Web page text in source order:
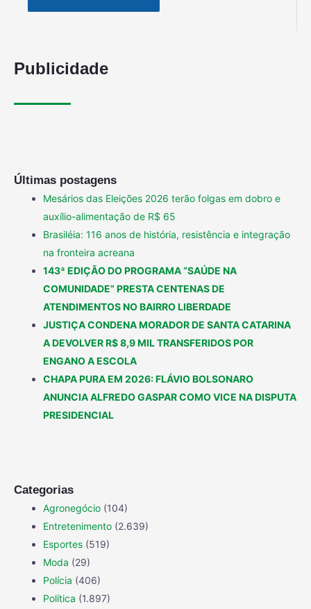
Publicidade
Últimas postagens
Mesários das Eleições 2026 terão folgas em dobro e
auxílio-alimentação de R$ 65
Brasiléia: 116 anos de história, resistência e integração
na fronteira acreana
143ª EDIÇÃO DO PROGRAMA “SAÚDE NA
COMUNIDADE” PRESTA CENTENAS DE
ATENDIMENTOS NO BAIRRO LIBERDADE
JUSTIÇA CONDENA MORADOR DE SANTA CATARINA
A DEVOLVER R$ 8,9 MIL TRANSFERIDOS POR
ENGANO A ESCOLA
CHAPA PURA EM 2026: FLÁVIO BOLSONARO
ANUNCIA ALFREDO GASPAR COMO VICE NA DISPUTA
PRESIDENCIAL
Categorias
Agronegócio (104)
Entretenimento (2.639)
Esportes (519)
Moda (29)
Polícia (406)
Política (1.897)